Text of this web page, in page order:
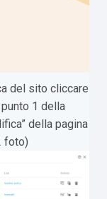
del sito cliccare
1 della
della pagina
foto)